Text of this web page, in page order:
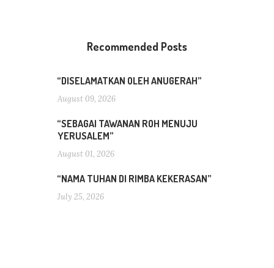
Recommended Posts
“DISELAMATKAN OLEH ANUGERAH”
August 09, 2026
“SEBAGAI TAWANAN ROH MENUJU
YERUSALEM”
August 01, 2026
“NAMA TUHAN DI RIMBA KEKERASAN”
July 25, 2026